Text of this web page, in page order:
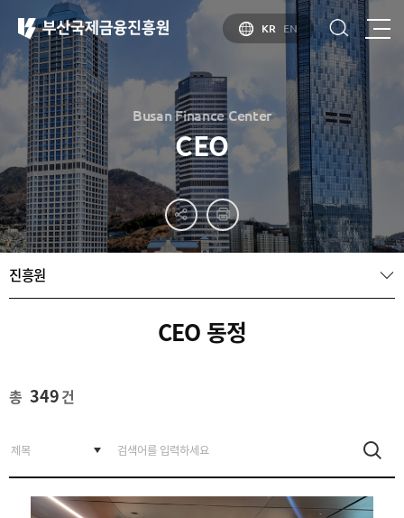
부산
소개
산업현황
정주환경
홍보
브로슈어
부산금융중심지
소개
정책 소개
및
관련법규
KR EN
Busan Finance Center
CEO
진흥원
CEO 동정
총 349건